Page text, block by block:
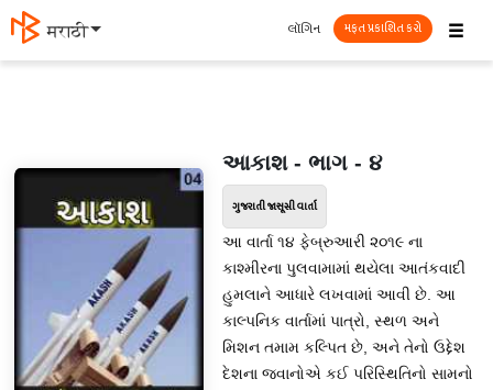
मराठी ☰
લૉગિન મફત પ્રકાશિત કરો
આકાશ - ભાગ - ૪
ગુજરાતી જાસૂસી વાર્તા
આ વાર્તા ૧૪ ફેબ્રુઆરી ૨૦૧૯ ના
કાશ્મીરના પુલવામામાં થયેલા આતંકવાદી
હુમલાને આધારે લખવામાં આવી છે. આ
કાલ્પનિક વાર્તામાં પાત્રો, સ્થળ અને
મિશન તમામ કલ્પિત છે, અને તેનો ઉદ્દેશ
દેશના જવાનોએ કઈ પરિસ્થિતિનો સામનો